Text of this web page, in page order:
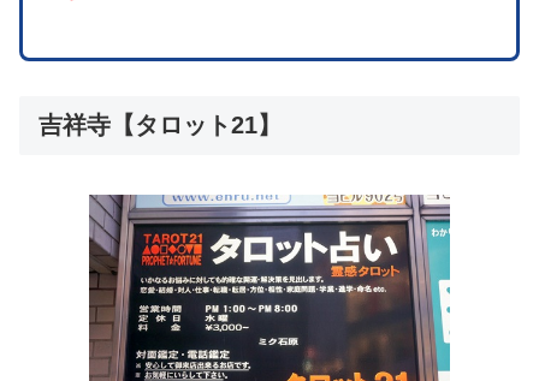
吉祥寺【タロット21】